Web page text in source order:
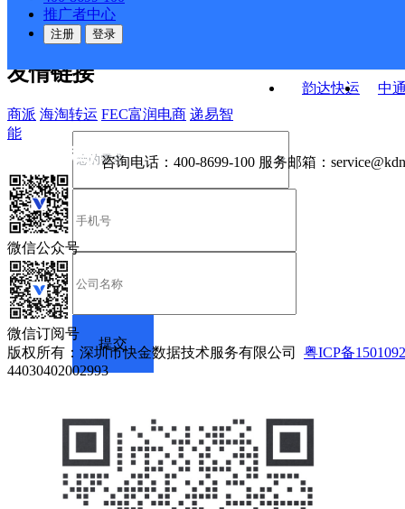
推广者中心
注册 登录
韵达快运
中
合作伙伴 快递鸟接口服务协议
户隐私政策
友情链接
商派 海淘转运 FEC富润电商 递易智
能
咨询电话： 400-8699-100 服务邮箱：
微信公众号
微信订阅号
版权所有：深圳市快金数据技术服务有限公司 粤ICP备
44030402002993